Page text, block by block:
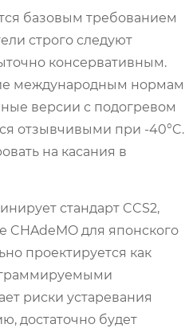
базовым требованием
строго следуют
консервативным.
международным нормам
версии с подогревом
отзывчивыми при -40°C.
на касания в
стандарт CCS2,
CHAdeMO для японского
проектируется как
риски устаревания
достаточно будет